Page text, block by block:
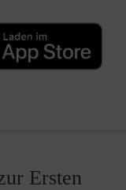
Ersten